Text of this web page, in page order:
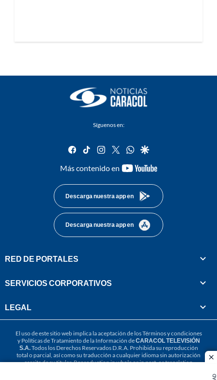
Síguenos en:
facebook
tiktok instagram
twitterwhatsapp
google
Más contenido en
youtube-
Descarga nuestra app en
Descarga nuestra app en
RED DE PORTALES
SERVICIOS CORPORATIVOS
LEGAL
El uso de este sitio web implica la aceptación de losTérminos y condiciones
y Políticas de Tratamiento de la Información deCARACOL TELEVISIÓN
S.A.Todos los Derechos Reservados D.R.A. Prohibida su reproducción
total o parcial, así como su traducción a cualquier idioma sin autorización
escrita de su titular. Reproduction in whole or in part, or translation